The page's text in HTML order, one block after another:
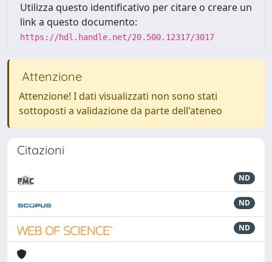
Utilizza questo identificativo per citare o creare un
link a questo documento:
https://hdl.handle.net/20.500.12317/3017
Attenzione
Attenzione! I dati visualizzati non sono stati
sottoposti a validazione da parte dell'ateneo
Citazioni
ND
ND
ND